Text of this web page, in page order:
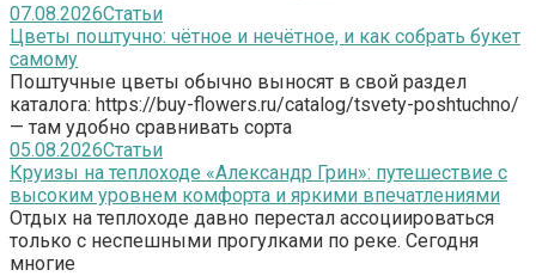
07.08.2026Статьи
Цветы поштучно: чётное и нечётное, и как собрать букет
самому
Поштучные цветы обычно выносят в свой раздел
каталога: https://buy-flowers.ru/catalog/tsvety-poshtuchno/
— там удобно сравнивать сорта
05.08.2026Статьи
Круизы на теплоходе «Александр Грин»: путешествие с
высоким уровнем комфорта и яркими впечатлениями
Отдых на теплоходе давно перестал ассоциироваться
только с неспешными прогулками по реке. Сегодня
многие